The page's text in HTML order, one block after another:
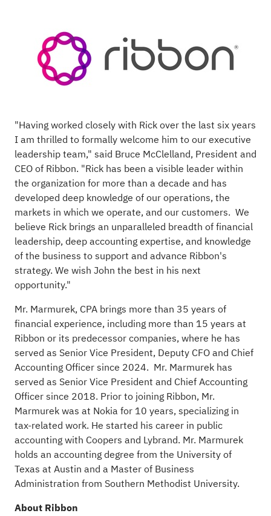
"Having worked closely with Rick over the last six years
I am thrilled to formally welcome him to our executive
leadership team," said Bruce McClelland, President and
CEO of Ribbon. "Rick has been a visible leader within
the organization for more than a decade and has
developed deep knowledge of our operations, the
markets in which we operate, and our customers. We
believe Rick brings an unparalleled breadth of financial
leadership, deep accounting expertise, and knowledge
of the business to support and advance Ribbon's
strategy. We wish John the best in his next
opportunity."
Mr. Marmurek, CPA brings more than 35 years of
financial experience, including more than 15 years at
Ribbon or its predecessor companies, where he has
served as Senior Vice President, Deputy CFO and Chief
Accounting Officer since 2024. Mr. Marmurek has
served as Senior Vice President and Chief Accounting
Officer since 2018. Prior to joining Ribbon, Mr.
Marmurek was at Nokia for 10 years, specializing in
tax-related work. He started his career in public
accounting with Coopers and Lybrand. Mr. Marmurek
holds an accounting degree from the University of
Texas at Austin and a Master of Business
Administration from Southern Methodist University.
About Ribbon